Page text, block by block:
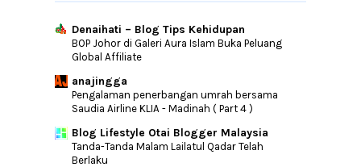
Denaihati – Blog Tips Kehidupan
BOP Johor di Galeri Aura Islam Buka Peluang
Global Affiliate
anajingga
Pengalaman penerbangan umrah bersama
Saudia Airline KLIA - Madinah ( Part 4 )
Blog Lifestyle Otai Blogger Malaysia
Tanda-Tanda Malam Lailatul Qadar Telah
Berlaku